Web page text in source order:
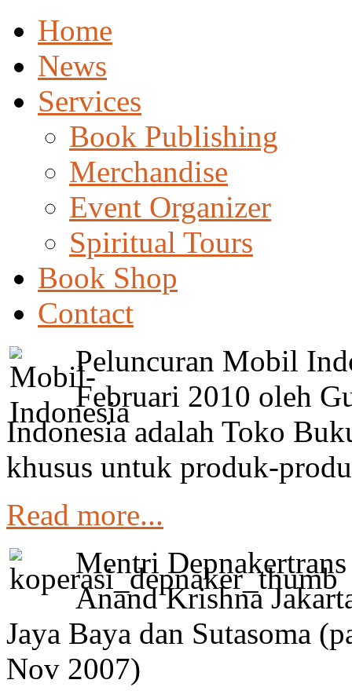
Home
News
Services
Book Publishing
Merchandise
Event Organizer
Spiritual Tours
Book Shop
Contact
Peluncuran Mobil
Februari 2010 oleh
Indonesia adalah Toko
khusus untuk produk-
Read more...
Mentri
Anand Krishna
Jaya Baya dan Sutasoma
Nov 2007)